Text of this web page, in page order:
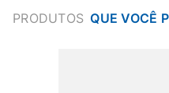
PRODUTOS